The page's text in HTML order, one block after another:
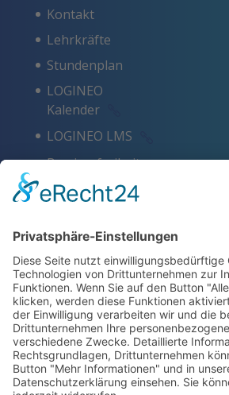
Kontakt
Lehrkräfte
Stundenplan
LOGINEO
Kalender
LOGINEO LMS
Barrierefreiheit
Schlagworte
Datenschutz
ZERTIFIKATE